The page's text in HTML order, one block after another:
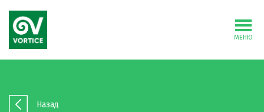
МЕНЮ
Назад